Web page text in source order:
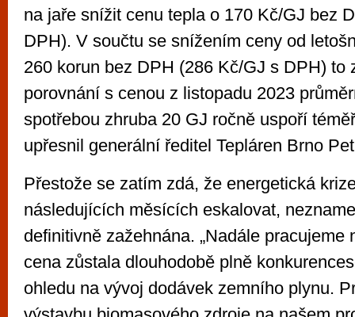
na jaře snížit cenu tepla o 170 Kč/GJ bez
DPH). V součtu se snížením ceny od
260 korun bez DPH (286 Kč/GJ s DPH) to
porovnání s cenou z listopadu 2023
spotřebou zhruba 20 GJ ročně uspoří
upřesnil generální ředitel Tepláren Brno
Přestože se zatím zdá, že energetická
následujících měsících eskalovat,
definitivně zažehnána. „Nadále pracujeme
cena zůstala dlouhodobě plně
ohledu na vývoj dodávek zemního plynu.